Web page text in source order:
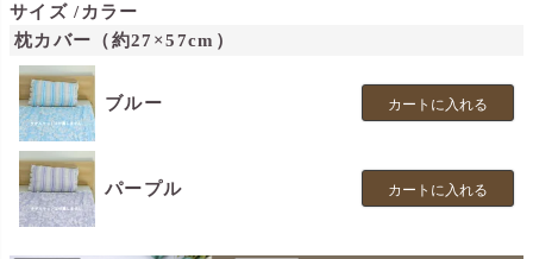
サイズ
カラー
枕カバー（約27×57cm）
ブルー カートに入れる
パープル カートに入れる